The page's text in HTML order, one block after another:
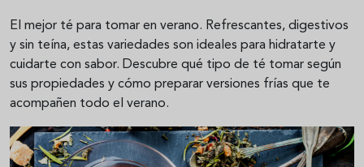
El mejor té para tomar en verano. Refrescantes, digestivos
y sin teína, estas variedades son ideales para hidratarte y
cuidarte con sabor. Descubre qué tipo de té tomar según
sus propiedades y cómo preparar versiones frías que te
acompañen todo el verano.